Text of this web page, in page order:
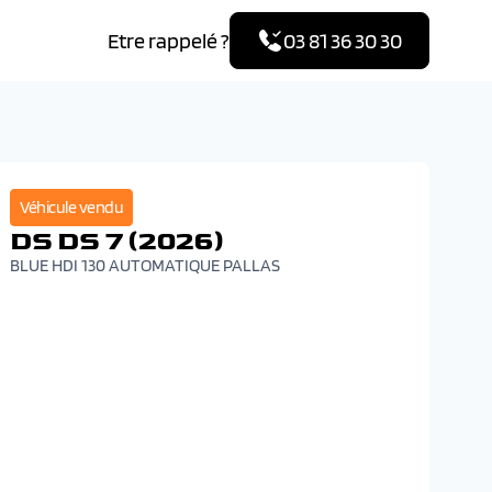
Etre rappelé ? 03 81 36 30 30
Véhicule vendu
DS DS 7 (2026)
BLUE HDI 130 AUTOMATIQUE PALLAS